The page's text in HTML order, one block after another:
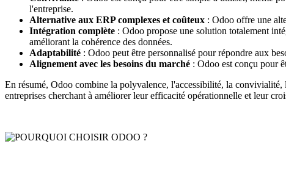
l'entreprise.
Alternative aux ERP complexes et coûteux : Odoo offre une
Intégration complète : Odoo propose une solution totalement
améliorant la cohérence des données.
Adaptabilité : Odoo peut être personnalisé pour répondre aux
Alignement avec les besoins du marché : Odoo est conçu pour
En résumé, Odoo combine la polyvalence, l'accessibilité, la
entreprises cherchant à améliorer leur efficacité opérationnelle et leur